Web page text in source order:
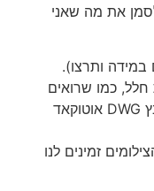
את מה שאני
במידה ותרצו).
כמו שרואים
תמונה) שממפה ויוצר את נתוני המדידה, כך שבסיום תהליך המדידה שהוא קצר, אנחנו מקבלים קובץ DWG אוטוקאד
זמינים לנו